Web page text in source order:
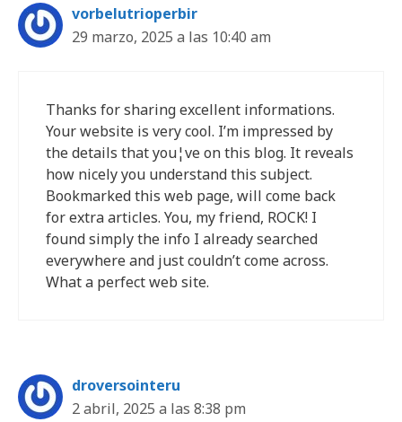
vorbelutrioperbir
29 marzo, 2025 a las 10:40 am
Thanks for sharing excellent informations.
Your website is very cool. I’m impressed by
the details that you¦ve on this blog. It reveals
how nicely you understand this subject.
Bookmarked this web page, will come back
for extra articles. You, my friend, ROCK! I
found simply the info I already searched
everywhere and just couldn’t come across.
What a perfect web site.
droversointeru
2 abril, 2025 a las 8:38 pm